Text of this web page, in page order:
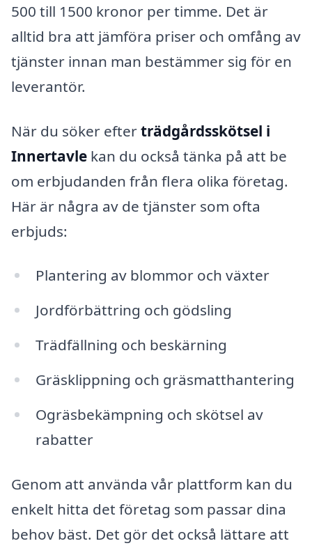
500 till 1500 kronor per timme. Det är
alltid bra att jämföra priser och omfång av
tjänster innan man bestämmer sig för en
leverantör.
När du söker efterträdgårdsskötsel i
Innertavle kan du också tänka på att be
om erbjudanden från flera olika företag.
Här är några av de tjänster som ofta
erbjuds:
Plantering av blommor och växter
Jordförbättring och gödsling
Trädfällning och beskärning
Gräsklippning och gräsmatthantering
Ogräsbekämpning och skötsel av
rabatter
Genom att använda vår plattform kan du
enkelt hitta det företag som passar dina
behov bäst. Det gör det också lättare att